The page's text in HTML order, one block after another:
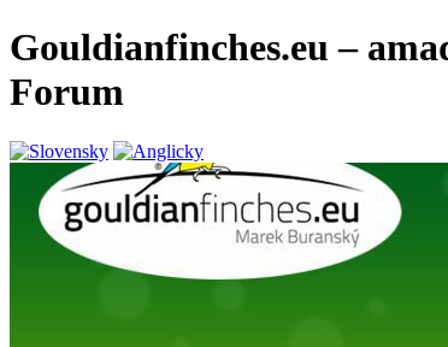
Gouldianfinches.eu –
Forum